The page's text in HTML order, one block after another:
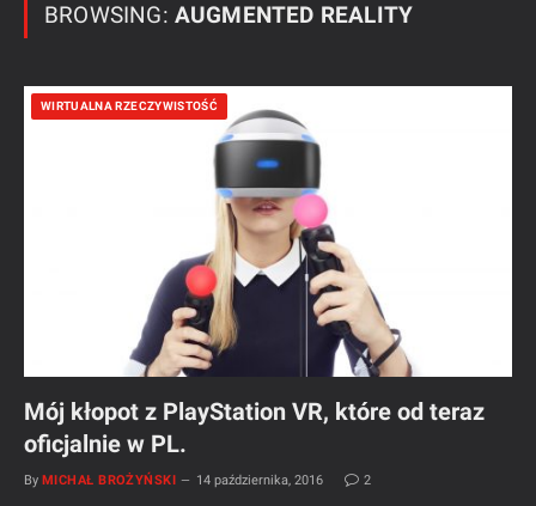
BROWSING: AUGMENTED REALITY
WIRTUALNA RZECZYWISTOŚĆ
Mój kłopot z PlayStation VR, które od teraz
oficjalnie w PL.
By MICHAŁ BROŻYŃSKI 14 października, 2016 2